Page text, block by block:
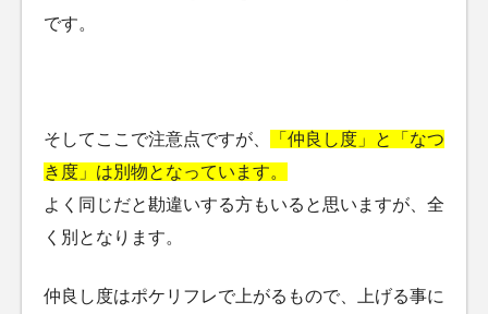
です。
そしてここで注意点ですが、
「仲良し度」と「なつ
き度」は別物となっています。
よく同じだと勘違いする方もいると思いますが、全
く別となります。
仲良し度はポケリフレで上がるもので、上げる事に